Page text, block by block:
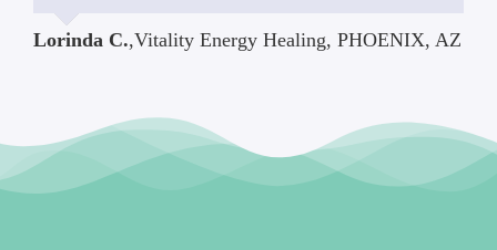
Lorinda C.,Vitality Energy Healing, PHOENIX, AZ